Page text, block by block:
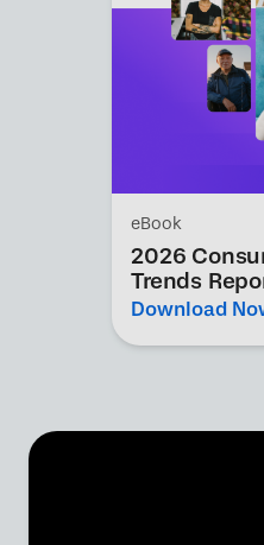
eBook
2026
Trends
Download